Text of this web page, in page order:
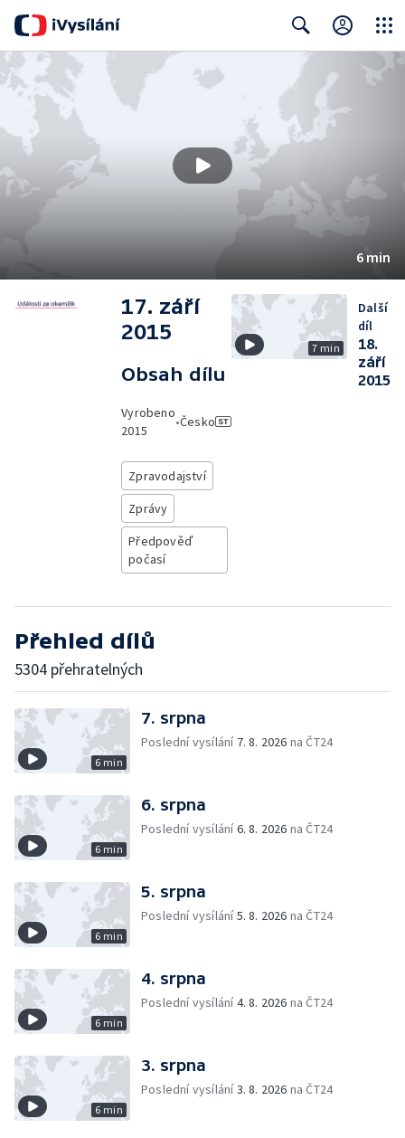
Search
6 min
17. září
2015
Obsah dílu
Vyrobeno
2015
•Česko
Zpravodajství
Zprávy
Předpověď
počasí
7 min
Další
díl
18.
září
2015
Přehled dílů
5304 přehratelných
6 min
7. srpna
Poslední vysílání 7. 8. 2026 na ČT24
6 min
6. srpna
Poslední vysílání6. 8. 2026 na ČT24
6 min
5. srpna
Poslední vysílání5. 8. 2026 na ČT24
6 min
4. srpna
Poslední vysílání4. 8. 2026 na ČT24
6 min
3. srpna
Poslední vysílání3. 8. 2026 na ČT24